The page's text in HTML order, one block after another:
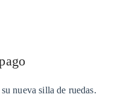
nueva silla de ruedas.